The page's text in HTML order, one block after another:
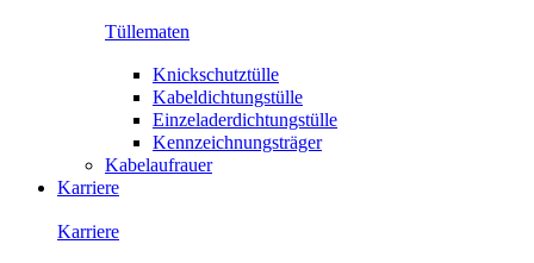
Tüllematen
Knickschutztülle
Kabeldichtungstülle
Einzeladerdichtungstülle
Kennzeichnungsträger
Kabelaufrauer
Karriere
Karriere